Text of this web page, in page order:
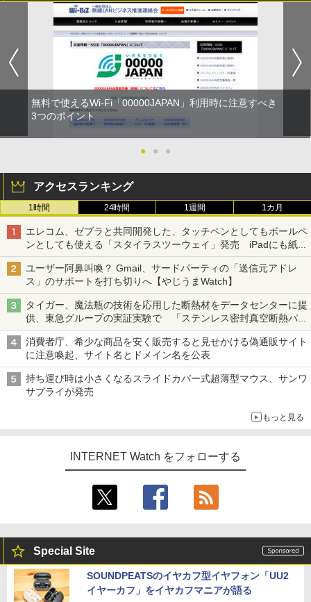
無料で使えるWi-Fi「00000JAPAN」利用時に注意すべき
3つのポイント
● ● ●
アクセスランキング
1時間 24時間 1週間 1カ月
エレコム、ゼブラと共同開発した、タッチペンとしてもボールペ
ンとしても使える「スタイラスツーウェイ」発売 iPadにも紙に
も、持ち替えずに書き込める
ユーザー阿鼻叫喚？ Gmail、サードパーティの「送信元アドレ
ス」のサポートを打ち切りへ【やじうまWatch】
タイガー、魔法瓶の技術を応用した断熱材をデータセンターに提
供、東急グループの実証実験で 「ステンレス密封真空断熱パネ
ル TIVIP」
消費者庁、希少な商品を安く販売すると見せかける偽通販サイト
に注意喚起、サイト名とドメイン名を公表
持ち運び時は小さくなるスライドカバー式超薄型マウス、サンワ
サプライが発売
もっと見る
INTERNET Watch をフォローする
Special Site
SOUNDPEATSのイヤカフ型イヤフォン「UU2
イヤーカフ」をイヤカフマニアが語る